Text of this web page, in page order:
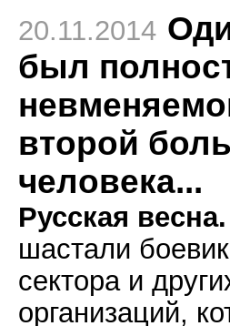
20.11.2014
был
второй
человека...
Русская весна.
шастали
сектора и
организаций,